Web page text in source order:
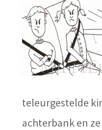
teleurgestelde
achterbank en